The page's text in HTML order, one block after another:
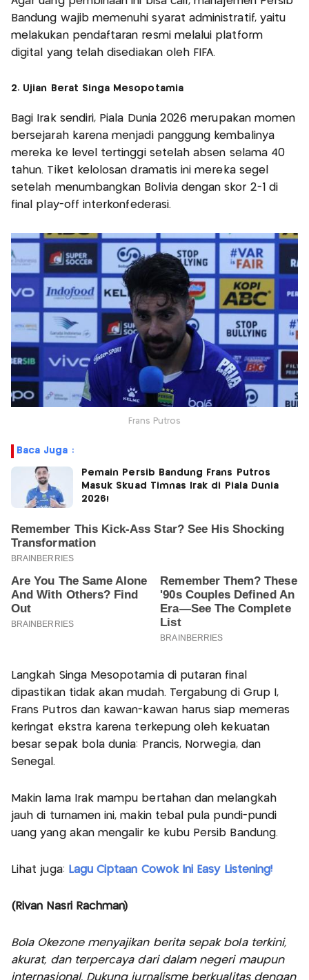
Bandung wajib memenuhi syarat administratif, yaitu
melakukan pendaftaran resmi melalui platform
digital yang telah disediakan oleh FIFA.
2. Ujian Berat Singa Mesopotamia
Bagi Irak sendiri, Piala Dunia 2026 merupakan momen
bersejarah karena menjadi panggung kembalinya
mereka ke level tertinggi setelah absen selama 40
tahun. Tiket kelolosan dramatis ini mereka segel
setelah menumbangkan Bolivia dengan skor 2-1 di
final play-off interkonfederasi.
Frans Putros
Baca Juga :
Pemain Persib Bandung Frans Putros
Masuk Skuad Timnas Irak di Piala Dunia
2026!
Langkah Singa Mesopotamia di putaran final
dipastikan tidak akan mudah. Tergabung di Grup I,
Frans Putros dan kawan-kawan harus siap memeras
keringat ekstra karena terkepung oleh kekuatan
besar sepak bola dunia: Prancis, Norwegia, dan
Senegal.
Makin lama Irak mampu bertahan dan melangkah
jauh di turnamen ini, makin tebal pula pundi-pundi
uang yang akan mengalir ke kubu Persib Bandung.
Lihat juga: Lagu Ciptaan Cowok Ini Easy Listening!
(Rivan Nasri Rachman)
Bola Okezone menyajikan berita sepak bola terkini,
akurat, dan terpercaya dari dalam negeri maupun
internasional. Dukung jurnalisme berkualitas dengan